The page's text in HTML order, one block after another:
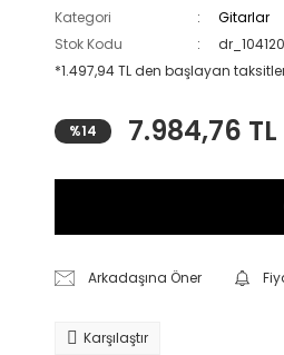
Kategori
Gitarlar
Stok Kodu
*1.497,94 TL den başlayan
%14 7.984,76 TL
Arkadaşına Öner
Karşılaştır